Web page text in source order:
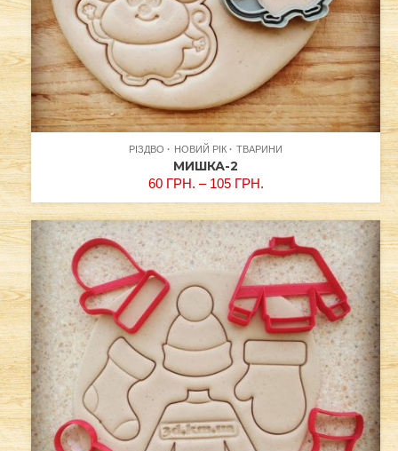
РІЗДВО НОВИЙ РІК ТВАРИНИ
МИШКА-2
60 ГРН. – 105 ГРН.